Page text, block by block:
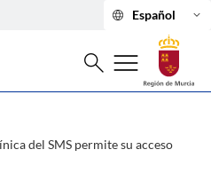
language Español keyboard_arrow_down
LaBuscar
search menu
del SMS permite su acceso